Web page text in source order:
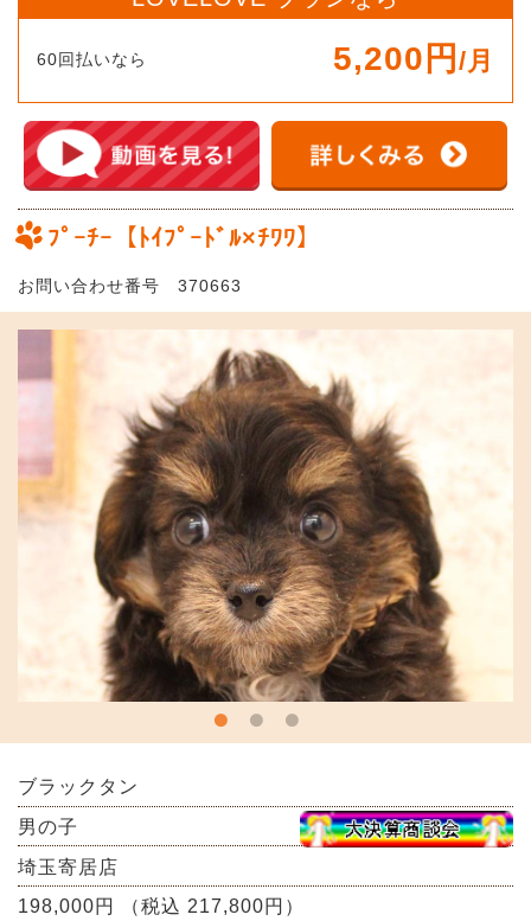
60回払いなら 5,200円 /月
ﾌﾟｰﾁｰ【ﾄｲﾌﾟｰﾄﾞﾙ×ﾁﾜﾜ】
お問い合わせ番号 370663
ブラックタン
男の子
埼玉寄居店
198,000円 （税込 217,800円）